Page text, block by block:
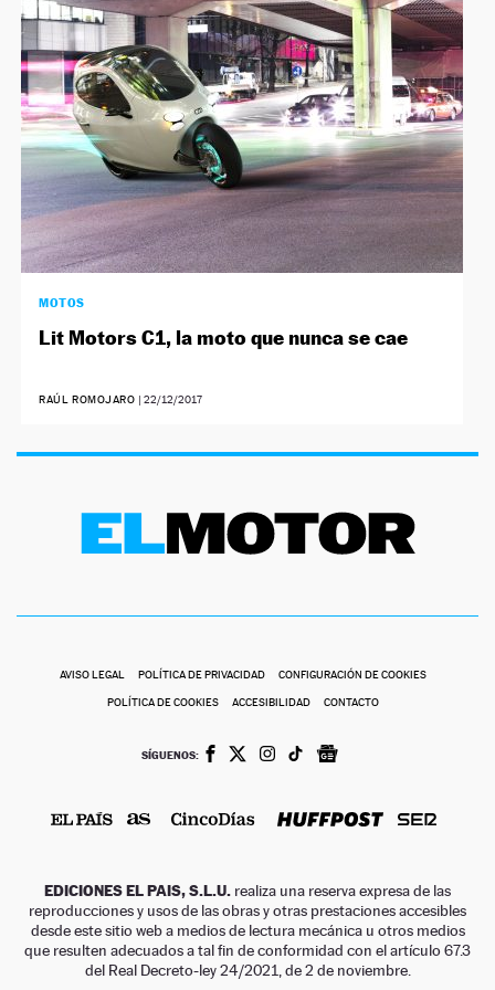
NEWSLETTER
SÍGUENOS
MOTOS
Lit Motors C1, la moto que nunca se cae
RAÚL ROMOJARO | 22/12/2017
AVISO LEGAL POLÍTICA DE PRIVACIDAD CONFIGURACIÓN DE COOKIES
POLÍTICA DE COOKIES ACCESIBILIDAD CONTACTO
SÍGUENOS:
EDICIONES EL PAIS, S.L.U. realiza una reserva expresa de las
reproducciones y usos de las obras y otras prestaciones accesibles
desde este sitio web a medios de lectura mecánica u otros medios
que resulten adecuados a tal fin de conformidad con el artículo 67.3
del Real Decreto-ley 24/2021, de 2 de noviembre.